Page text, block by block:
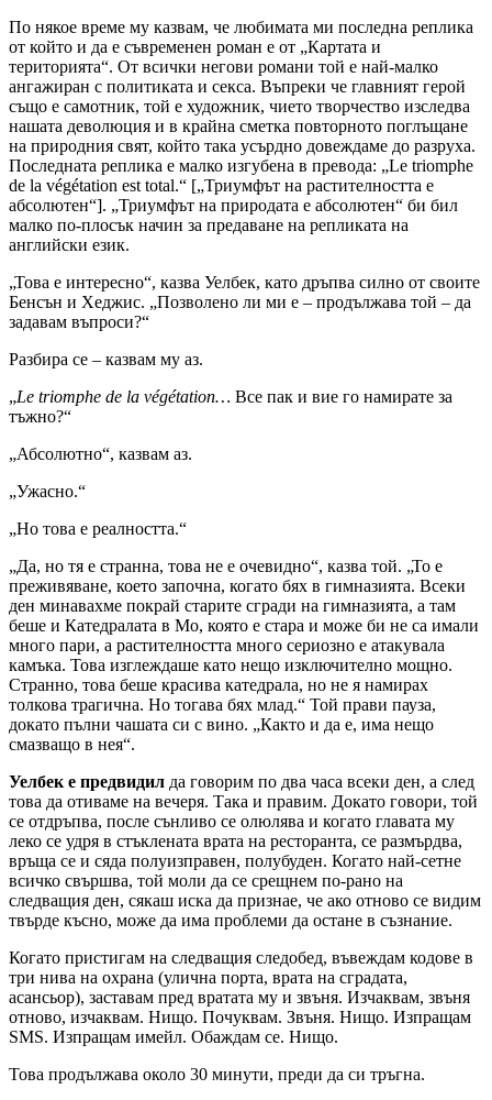
По някое време му казвам, че любимата ми последна реплика
от който и да е съвременен роман е от „Картата и
територията“. От всички негови романи той е най-малко
ангажиран с политиката и секса. Въпреки че главният герой
също е самотник, той е художник, чието творчество изследва
нашата деволюция и в крайна сметка повторното поглъщане
на природния свят, който така усърдно довеждаме до разруха.
Последната реплика е малко изгубена в превода: „Le triomphe
de la végétation est total.“ [„Триумфът на растителността е
абсолютен“]. „Триумфът на природата е абсолютен“ би бил
малко по-плосък начин за предаване на репликата на
английски език.
„Това е интересно“, казва Уелбек, като дръпва силно от своите
Бенсън и Хеджис. „Позволено ли ми е – продължава той – да
задавам въпроси?“
Разбира се – казвам му аз.
„Le triomphe de la végétation… Все пак и вие го намирате за
тъжно?“
„Абсолютно“, казвам аз.
„Ужасно.“
„Но това е реалността.“
„Да, но тя е странна, това не е очевидно“, казва той. „То е
преживяване, което започна, когато бях в гимназията. Всеки
ден минавахме покрай старите сгради на гимназията, а там
беше и Катедралата в Мо, която е стара и може би не са имали
много пари, а растителността много сериозно е атакувала
камъка. Това изглеждаше като нещо изключително мощно.
Странно, това беше красива катедрала, но не я намирах
толкова трагична. Но тогава бях млад.“ Той прави пауза,
докато пълни чашата си с вино. „Както и да е, има нещо
смазващо в нея“.
Уелбек е предвидил да говорим по два часа всеки ден, а след
това да отиваме на вечеря. Така и правим. Докато говори, той
се отдръпва, после сънливо се олюлява и когато главата му
леко се удря в стъклената врата на ресторанта, се размърдва,
връща се и сяда полуизправен, полубуден. Когато най-сетне
всичко свършва, той моли да се срещнем по-рано на
следващия ден, сякаш иска да признае, че ако отново се видим
твърде късно, може да има проблеми да остане в съзнание.
Когато пристигам на следващия следобед, въвеждам кодове в
три нива на охрана (улична порта, врата на сградата,
асансьор), заставам пред вратата му и звъня. Изчаквам, звъня
отново, изчаквам. Нищо. Почуквам. Звъня. Нищо. Изпращам
SMS. Изпращам имейл. Обаждам се. Нищо.
Това продължава около 30 минути, преди да си тръгна.